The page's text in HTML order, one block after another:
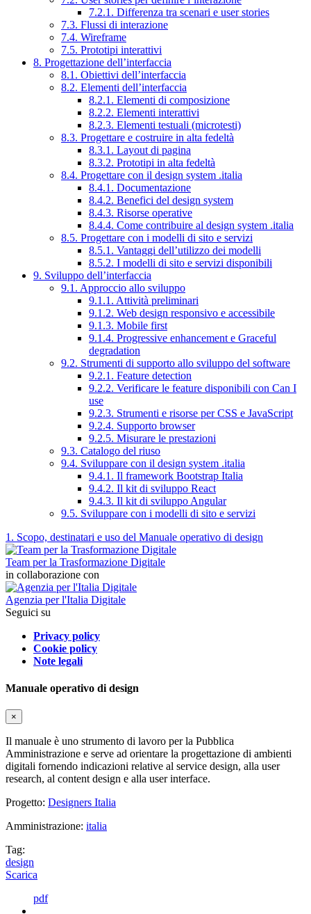
7.2.1. Differenza tra scenari e user stories
7.3. Flussi di interazione
7.4. Wireframe
7.5. Prototipi interattivi
8. Progettazione dell’interfaccia
8.1. Obiettivi dell’interfaccia
8.2. Elementi dell’interfaccia
8.2.1. Elementi di composizione
8.2.2. Elementi interattivi
8.2.3. Elementi testuali (microtesti)
8.3. Progettare e costruire in alta fedeltà
8.3.1. Layout di pagina
8.3.2. Prototipi in alta fedeltà
8.4. Progettare con il design system .italia
8.4.1. Documentazione
8.4.2. Benefici del design system
8.4.3. Risorse operative
8.4.4. Come contribuire al design system .italia
8.5. Progettare con i modelli di sito e servizi
8.5.1. Vantaggi dell’utilizzo dei modelli
8.5.2. I modelli di sito e servizi disponibili
9. Sviluppo dell’interfaccia
9.1. Approccio allo sviluppo
9.1.1. Attività preliminari
9.1.2. Web design responsivo e accessibile
9.1.3. Mobile first
9.1.4. Progressive enhancement e Graceful
degradation
9.2. Strumenti di supporto allo sviluppo del software
9.2.1. Feature detection
9.2.2. Verificare le feature disponibili con Can I
use
9.2.3. Strumenti e risorse per CSS e JavaScript
9.2.4. Supporto browser
9.2.5. Misurare le prestazioni
9.3. Catalogo del riuso
9.4. Sviluppare con il design system .italia
9.4.1. Il framework Bootstrap Italia
9.4.2. Il kit di sviluppo React
9.4.3. Il kit di sviluppo Angular
9.5. Sviluppare con i modelli di sito e servizi
1. Scopo, destinatari e uso del Manuale operativo di design
Team per la Trasformazione Digitale
in collaborazione con
Agenzia per l'Italia Digitale
Seguici su
Privacy policy
Cookie policy
Note legali
Manuale operativo di design
×
Il manuale è uno strumento di lavoro per la Pubblica
Amministrazione e serve ad orientare la progettazione di ambienti
digitali fornendo indicazioni relative al service design, alla user
research, al content design e alla user interface.
Progetto: Designers Italia
Amministrazione: italia
Tag:
design
Scarica
pdf